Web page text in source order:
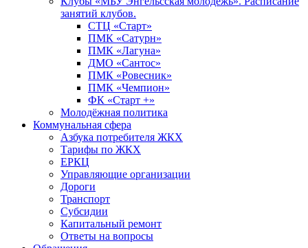
занятий клубов.
СТЦ «Старт»
ПМК «Сатурн»
ПМК «Лагуна»
ДМО «Сантос»
ПМК «Ровесник»
ПМК «Чемпион»
ФК «Старт +»
Молодёжная политика
Коммунальная сфера
Азбука потребителя ЖКХ
Тарифы по ЖКХ
ЕРКЦ
Управляющие организации
Дороги
Транспорт
Субсидии
Капитальный ремонт
Ответы на вопросы